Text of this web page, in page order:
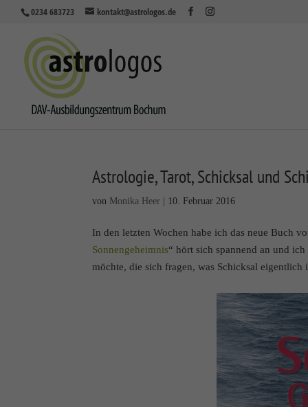
0234 683723 kontakt@astrologos.de
Astrologie, Tarot, Schicksal und
von Monika Heer 10. Februar 2016
In den letzten Wochen habe ich das neue Buch
Sonnengeheimnis“ hört sich spannend an und
möchte, die sich fragen, was Schicksal eigentlich